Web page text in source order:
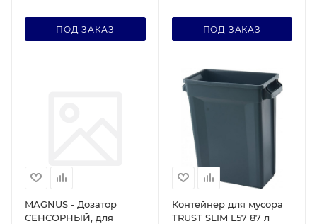
ПОД ЗАКАЗ ПОД ЗАКАЗ
MAGNUS - Дозатор
СЕНСОРНЫЙ, для
Контейнер для мусора
TRUST SLIM L57 87 л